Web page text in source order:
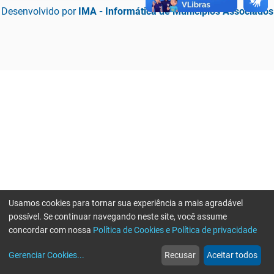
Desenvolvido por IMA - Informática de Municípios Associados
web
Notícias
more_horiz
Mais
Usamos cookies para tornar sua experiência a mais agradável
possível. Se continuar navegando neste site, você assume
concordar com nossa Política de Cookies e Política de privacidade
Gerenciar Cookies... Recusar Aceitar todos
Erro ao enviar informações, por favor tente novamente